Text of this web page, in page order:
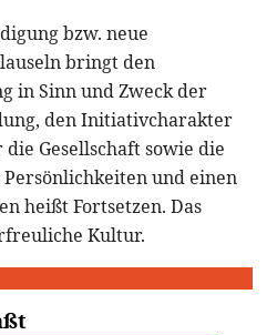
bzw. neue
bringt den
in Sinn und Zweck der
den Initiativcharakter
Gesellschaft sowie die
und einen
heißt Fortsetzen. Das
Kultur.